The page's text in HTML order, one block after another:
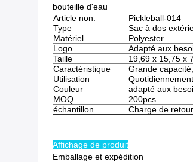
bouteille d'eau
Article non.
Pickleball-014
Type
Sac à dos
Matériel
Polyester
Logo
Adapté aux
Taille
19,69 x 15,75 x
Caractéristique
Grande
Utilisation
Couleur
adapté aux
MOQ
200pcs
échantillon
Charge de
Affichage de produit
Emballage et expédition